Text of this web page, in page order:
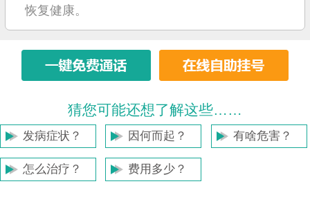
恢复健康。
猜您可能还想了解这些……
发病症状？ 因何而起？ 有啥危害？
怎么治疗？ 费用多少？